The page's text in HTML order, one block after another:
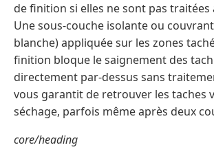
de finition si elles ne sont pas traitées
Une sous-couche isolante ou
blanche) appliquée sur les zones
finition bloque le saignement des
directement par-dessus sans
vous garantit de retrouver les taches
séchage, parfois même après deux
core/heading